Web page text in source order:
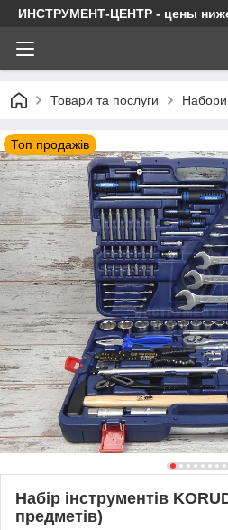
ИНСТРУМЕНТ-ЦЕНТР - цены
Товари та послуги Набори
Топ продажів
Набір інструментів
предметів)